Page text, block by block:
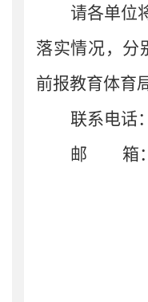
请各单位
落实情况，分
前报教育体育
联系电话：
邮
箱：